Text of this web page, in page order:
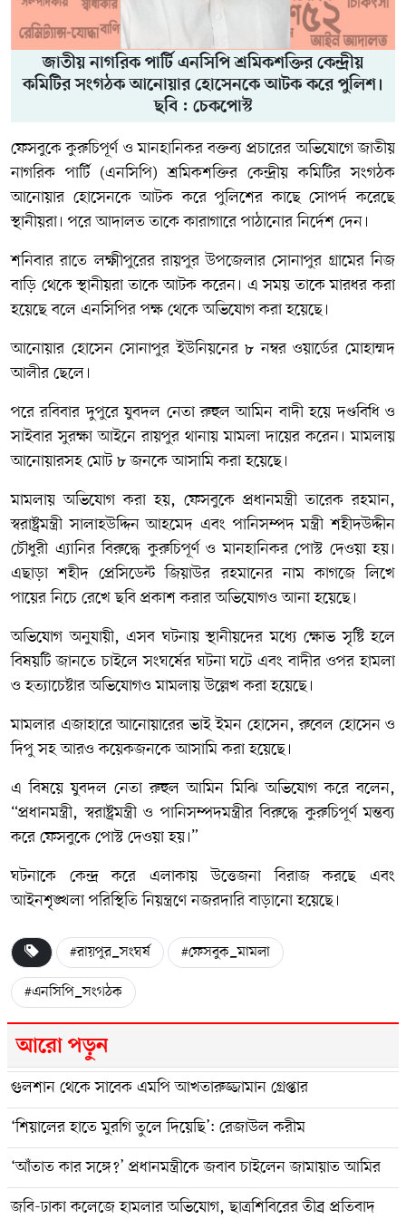
জাতীয় নাগরিক পার্টি এনসিপি শ্রমিকশক্তির কেন্দ্রীয়
কমিটির সংগঠক আনোয়ার হোসেনকে আটক করে পুলিশ।
ছবি : চেকপোস্ট
ফেসবুকে কুরুচিপূর্ণ ও মানহানিকর বক্তব্য প্রচারের অভিযোগে জাতীয়
নাগরিক পার্টি (এনসিপি) শ্রমিকশক্তির কেন্দ্রীয় কমিটির সংগঠক
আনোয়ার হোসেনকে আটক করে পুলিশের কাছে সোপর্দ করেছে
স্থানীয়রা। পরে আদালত তাকে কারাগারে পাঠানোর নির্দেশ দেন।
শনিবার রাতে লক্ষ্মীপুরের রায়পুর উপজেলার সোনাপুর গ্রামের নিজ
বাড়ি থেকে স্থানীয়রা তাকে আটক করেন। এ সময় তাকে মারধর করা
হয়েছে বলে এনসিপির পক্ষ থেকে অভিযোগ করা হয়েছে।
আনোয়ার হোসেন সোনাপুর ইউনিয়নের ৮ নম্বর ওয়ার্ডের মোহাম্মদ
আলীর ছেলে।
পরে রবিবার দুপুরে যুবদল নেতা রুহুল আমিন বাদী হয়ে দণ্ডবিধি ও
সাইবার সুরক্ষা আইনে রায়পুর থানায় মামলা দায়ের করেন। মামলায়
আনোয়ারসহ মোট ৮ জনকে আসামি করা হয়েছে।
মামলায় অভিযোগ করা হয়, ফেসবুকে প্রধানমন্ত্রী তারেক রহমান,
স্বরাষ্ট্রমন্ত্রী সালাহউদ্দিন আহমেদ এবং পানিসম্পদ মন্ত্রী শহীদউদ্দীন
চৌধুরী এ্যানির বিরুদ্ধে কুরুচিপূর্ণ ও মানহানিকর পোস্ট দেওয়া হয়।
এছাড়া শহীদ প্রেসিডেন্ট জিয়াউর রহমানের নাম কাগজে লিখে
পায়ের নিচে রেখে ছবি প্রকাশ করার অভিযোগও আনা হয়েছে।
অভিযোগ অনুযায়ী, এসব ঘটনায় স্থানীয়দের মধ্যে ক্ষোভ সৃষ্টি হলে
বিষয়টি জানতে চাইলে সংঘর্ষের ঘটনা ঘটে এবং বাদীর ওপর হামলা
ও হত্যাচেষ্টার অভিযোগও মামলায় উল্লেখ করা হয়েছে।
মামলার এজাহারে আনোয়ারের ভাই ইমন হোসেন, রুবেল হোসেন ও
দিপু সহ আরও কয়েকজনকে আসামি করা হয়েছে।
এ বিষয়ে যুবদল নেতা রুহুল আমিন মিঝি অভিযোগ করে বলেন,
“প্রধানমন্ত্রী, স্বরাষ্ট্রমন্ত্রী ও পানিসম্পদমন্ত্রীর বিরুদ্ধে কুরুচিপূর্ণ মন্তব্য
করে ফেসবুকে পোস্ট দেওয়া হয়।”
ঘটনাকে কেন্দ্র করে এলাকায় উত্তেজনা বিরাজ করছে এবং
আইনশৃঙ্খলা পরিস্থিতি নিয়ন্ত্রণে নজরদারি বাড়ানো হয়েছে।
#রায়পুর_সংঘর্ষ
#ফেসবুক_মামলা
#এনসিপি_সংগঠক
আরো পড়ুন
গুলশান থেকে সাবেক এমপি আখতারুজ্জামান গ্রেপ্তার
‘শিয়ালের হাতে মুরগি তুলে দিয়েছি’: রেজাউল করীম
‘আঁতাত কার সঙ্গে?’ প্রধানমন্ত্রীকে জবাব চাইলেন জামায়াত আমির
জবি-ঢাকা কলেজে হামলার অভিযোগ, ছাত্রশিবিরের তীব্র প্রতিবাদ